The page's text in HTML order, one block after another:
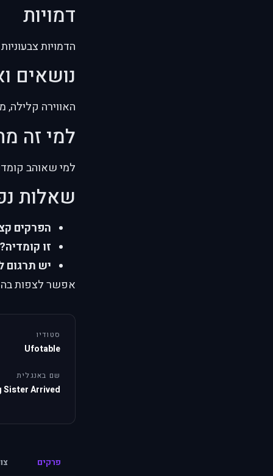
דמויות
הדמויות
נושאים
האווירה קלילה,
למי זה
למי שאוהב
שאלות
הפרקים
זו קומדיה?
יש תרגום
אפשר לצפות
סטודיו
Ufotable
שם באנגלית
Sister Arrived
פרקים